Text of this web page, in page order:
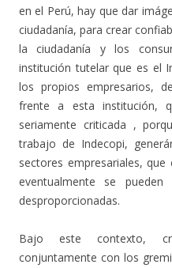
en el Perú, hay que dar
ciudadanía, para crear
la ciudadanía y los
institución tutelar que es el
los propios empresarios,
frente a esta institución,
seriamente criticada ,
trabajo de Indecopi,
sectores empresariales,
eventualmente se
desproporcionadas.
Bajo este contexto,
conjuntamente con los